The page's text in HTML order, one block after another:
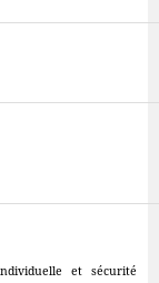
et sécurité